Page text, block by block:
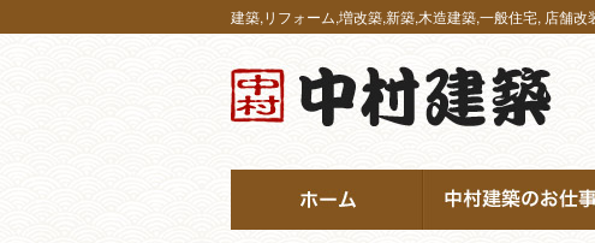
建築,リフォーム,増改築,新築,木造建築,一般住宅, 店舗